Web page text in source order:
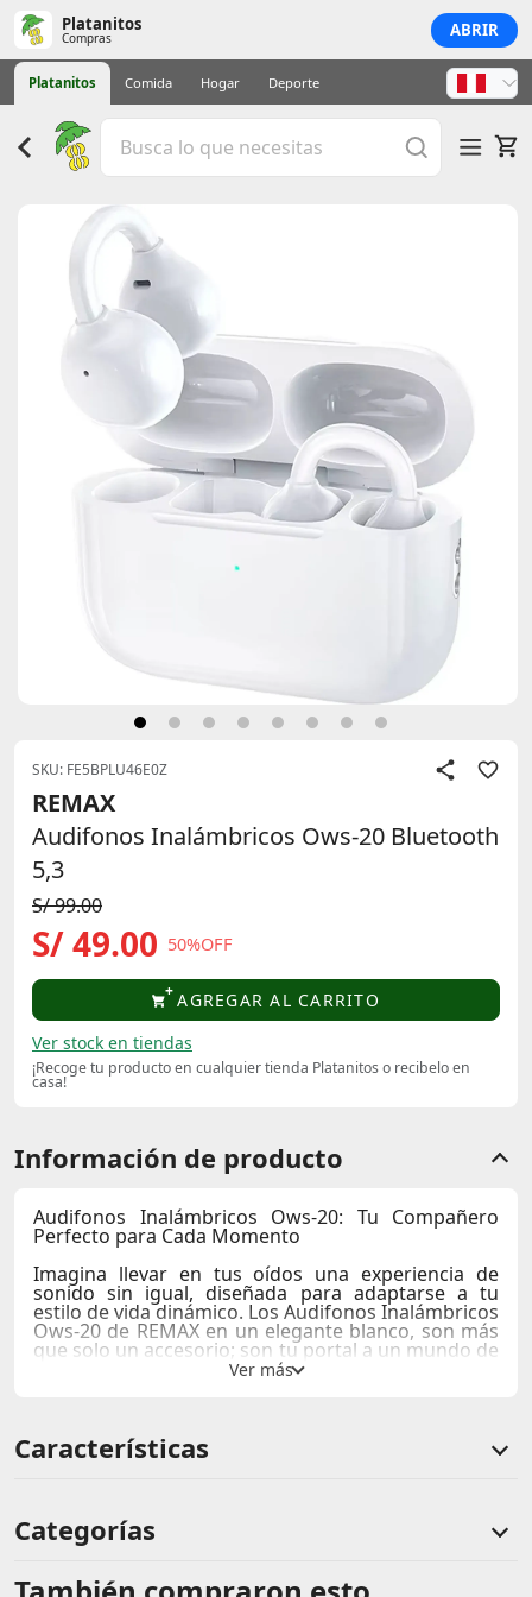
Platanitos
Compras ABRIR
Platanitos Comida Hogar Deporte
SKU: FE5BPLU46E0Z
REMAX
Audifonos Inalámbricos Ows-20 Bluetooth
5,3
S/ 99.00
S/ 49.00 50%OFF
AGREGAR AL CARRITO
Ver stock en tiendas
¡Recoge tu producto en cualquier tienda Platanitos o recibelo en
casa!
Información de producto
Audifonos Inalámbricos Ows-20: Tu Compañero
Perfecto para Cada Momento
Imagina llevar en tus oídos una experiencia de
sonido sin igual, diseñada para adaptarse a tu
estilo de vida dinámico. Los Audifonos Inalámbricos
Ows-20 de REMAXen un elegante blanco, son más
que solo un accesorio; son tu portal a un mundo de
audio cristalino y comodidad absoluta.
envolvente, sino que también se aseguran de que
no sientas ni una pizca de presión, permitiéndote
La construcción en ABS de alta calidad no solo
toque de elegancia a tu look. Perfectos para tus
Características
Categorías